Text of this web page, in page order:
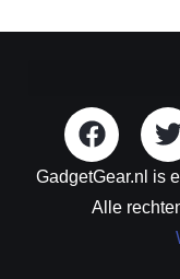
GadgetGear.nl is
Alle